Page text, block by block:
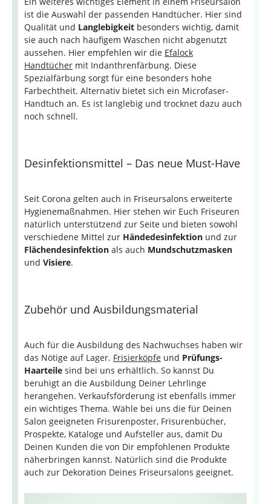
ist die Auswahl der passenden Handtücher. Hier sind
Qualität und Langlebigkeit besonders wichtig, damit
sie auch nach häufigem Waschen nicht abgenutzt
aussehen. Hier empfehlen wir die Efalock
Handtücher mit Indanthrenfärbung. Diese
Spezialfärbung sorgt für eine besonders hohe
Farbechtheit. Alternativ bietet sich ein Microfaser-
Handtuch an. Es ist langlebig und trocknet dazu auch
noch schnell.
Desinfektionsmittel – Das neue Must-Have
Seit Corona gelten auch in Friseursalons erweiterte
Hygienemaßnahmen. Hier stehen wir Euch Friseuren
natürlich unterstützend zur Seite und bieten sowohl
verschiedene Mittel zur Händedesinfektion und zur
Flächendesinfektion als auch Mundschutzmasken
und Visiere.
Zubehör und Ausbildungsmaterial
Auch für die Ausbildung des Nachwuchses haben wir
das Nötige auf Lager. Frisierköpfe und Prüfungs-
Haarteile sind bei uns erhältlich. So kannst Du
beruhigt an die Ausbildung Deiner Lehrlinge
herangehen. Verkaufsförderung ist ebenfalls immer
ein wichtiges Thema. Wähle bei uns die für Deinen
Salon geeigneten Frisurenposter, Frisurenbücher,
Prospekte, Kataloge und Aufsteller aus, damit Du
Deinen Kunden die von Dir empfohlenen Produkte
näherbringen kannst. Natürlich sind die Produkte
auch zur Dekoration Deines Friseursalons geeignet.